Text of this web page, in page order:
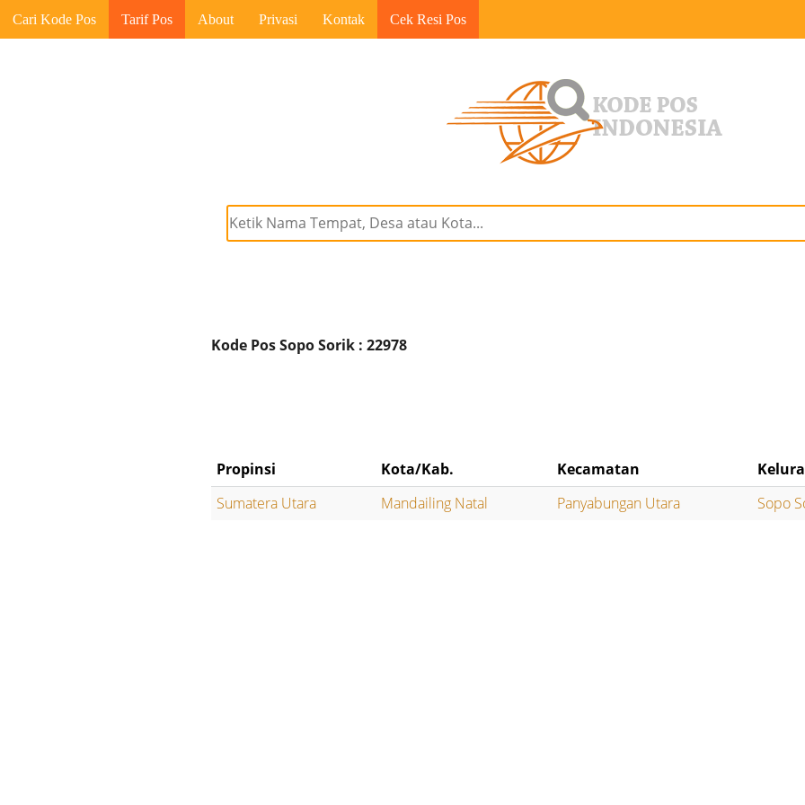
Cari Kode Pos Tarif Pos About Privasi Kontak Cek Resi Pos
Kode Pos Sopo Sorik : 22978
Propinsi Kota/Kab. Kecamatan
Sumatera Utara
Mandailing Natal Panyabungan Utara Sopo